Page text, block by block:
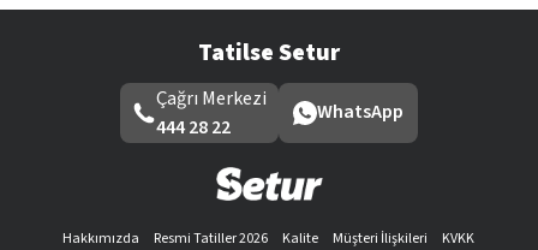
Tatilse Setur
Çağrı Merkezi
444 28 22
WhatsApp
Hakkımızda Resmi Tatiller 2026 Kalite Müşteri İlişkileri
KVKK